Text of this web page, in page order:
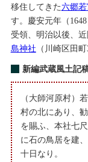
移住してきた六郷
す。慶安元年（
受領、明治以後、
島神社 （川崎区田
新編武蔵風土記
（大師河原村）
村の北にあり、
を賜ふ、本社七
に石の鳥居を建
十日なり。